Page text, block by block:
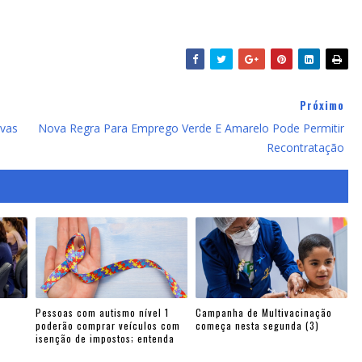
Próximo
Nova Regra Para Emprego Verde E Amarelo Pode Permitir
Recontratação
Pessoas com autismo nível 1
poderão comprar veículos com
isenção de impostos; entenda
Campanha de Multivacinação
começa nesta segunda (3)